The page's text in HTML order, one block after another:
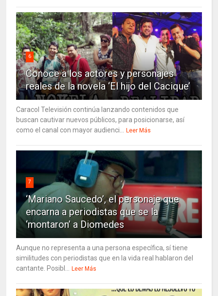
6
Conoce a los actores y personajes
reales de la novela ‘El hijo del Cacique’
Caracol Televisión continúa lanzando contenidos que
buscan cautivar nuevos públicos, para posicionarse, así
como el canal con mayor audienci... Leer Más
7
‘Mariano Saucedo’, el personaje que
encarna a periodistas que se la
‘montaron’ a Diomedes
Aunque no representa a una persona específica, sí tiene
similitudes con periodistas que en la vida real hablaron del
cantante. Posibl... Leer Más